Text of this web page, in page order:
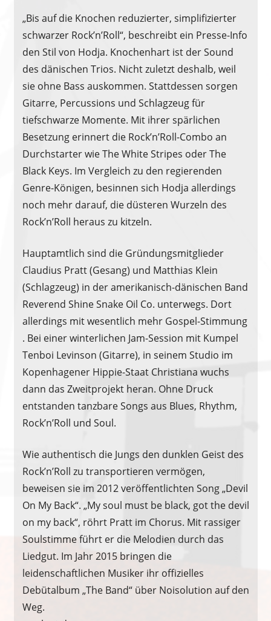
„Bis auf die Knochen reduzierter, simplifizierter
schwarzer Rock’n’Roll“, beschreibt ein Presse-Info
den Stil von Hodja. Knochenhart ist der Sound
des dänischen Trios. Nicht zuletzt deshalb, weil
sie ohne Bass auskommen. Stattdessen sorgen
Gitarre, Percussions und Schlagzeug für
tiefschwarze Momente. Mit ihrer spärlichen
Besetzung erinnert die Rock’n’Roll-Combo an
Durchstarter wie The White Stripes oder The
Black Keys. Im Vergleich zu den regierenden
Genre-Königen, besinnen sich Hodja allerdings
noch mehr darauf, die düsteren Wurzeln des
Rock’n’Roll heraus zu kitzeln.
Hauptamtlich sind die Gründungsmitglieder
Claudius Pratt (Gesang) und Matthias Klein
(Schlagzeug) in der amerikanisch-dänischen Band
Reverend Shine Snake Oil Co. unterwegs. Dort
allerdings mit wesentlich mehr Gospel-Stimmung
. Bei einer winterlichen Jam-Session mit Kumpel
Tenboi Levinson (Gitarre), in seinem Studio im
Kopenhagener Hippie-Staat Christiana wuchs
dann das Zweitprojekt heran. Ohne Druck
entstanden tanzbare Songs aus Blues, Rhythm,
Rock’n’Roll und Soul.
Wie authentisch die Jungs den dunklen Geist des
Rock’n’Roll zu transportieren vermögen,
beweisen sie im 2012 veröffentlichten Song „Devil
On My Back“. „My soul must be black, got the devil
on my back“, röhrt Pratt im Chorus. Mit rassiger
Soulstimme führt er die Melodien durch das
Liedgut. Im Jahr 2015 bringen die
leidenschaftlichen Musiker ihr offizielles
Debütalbum „The Band“ über Noisolution auf den
Weg.